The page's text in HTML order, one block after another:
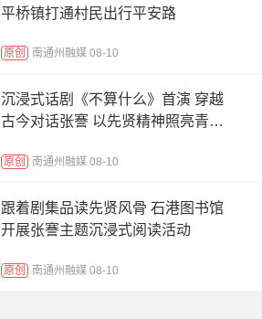
平桥镇打通村民出行平安路
原创 南通州融媒 08-10
沉浸式话剧《不算什么》首演 穿越
古今对话张謇 以先贤精神照亮青春
原创 南通州融媒 08-10
跟着剧集品读先贤风骨 石港图书馆
开展张謇主题沉浸式阅读活动
原创 南通州融媒 08-10